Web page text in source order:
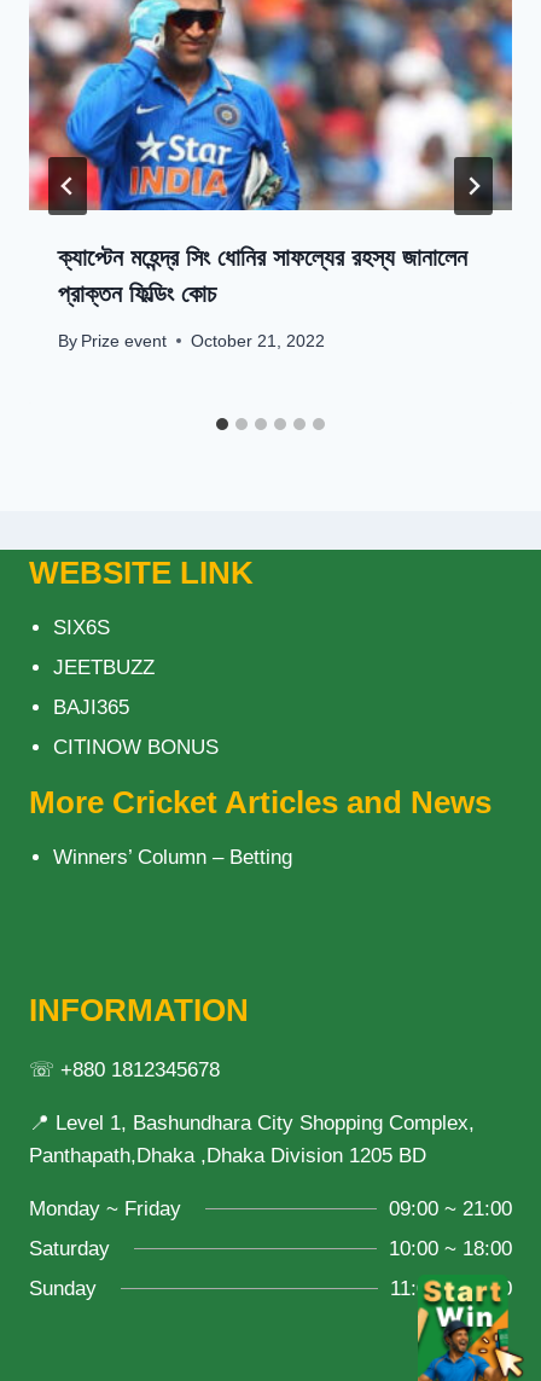
ক্যাপ্টেন মহেন্দ্র সিং ধোনির সাফল্যের রহস্য জানালেন
প্রাক্তন ফিল্ডিং কোচ
By Prize event October 21, 2022
WEBSITE LINK
SIX6S
JEETBUZZ
BAJI365
CITINOW BONUS
More Cricket Articles and News
Winners’ Column – Betting
INFORMATION
☏ +880 1812345678
📍 Level 1, Bashundhara City Shopping Complex,
Panthapath,Dhaka ,Dhaka Division 1205 BD
Monday ~ Friday
09:00 ~ 21:00
Saturday
10:00 ~ 18:00
Sunday
11:00 ~ 20:00